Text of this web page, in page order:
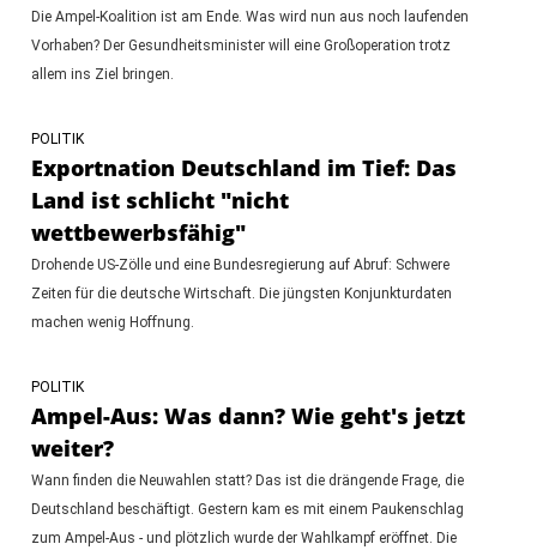
Die Ampel-Koalition ist am Ende. Was wird nun aus noch laufenden
Vorhaben? Der Gesundheitsminister will eine Großoperation trotz
allem ins Ziel bringen.
POLITIK
Exportnation Deutschland im Tief: Das
Land ist schlicht "nicht
wettbewerbsfähig"
Drohende US-Zölle und eine Bundesregierung auf Abruf: Schwere
Zeiten für die deutsche Wirtschaft. Die jüngsten Konjunkturdaten
machen wenig Hoffnung.
POLITIK
Ampel-Aus: Was dann? Wie geht's jetzt
weiter?
Wann finden die Neuwahlen statt? Das ist die drängende Frage, die
Deutschland beschäftigt. Gestern kam es mit einem Paukenschlag
zum Ampel-Aus - und plötzlich wurde der Wahlkampf eröffnet. Die